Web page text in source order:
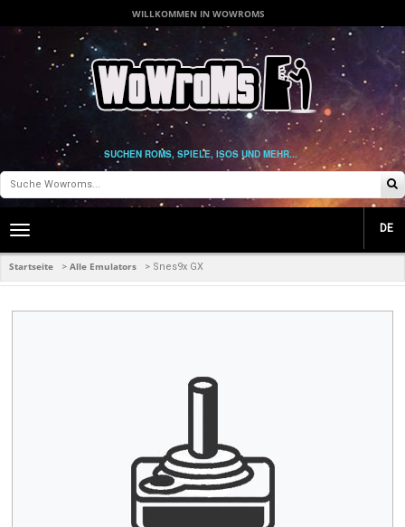
WILLKOMMEN IN WOWROMS
SUCHEN ROMS, SPIELE, ISOS UND MEHR...
Toggle
navigation
DE
Startseite > Alle Emulators > Snes9x GX